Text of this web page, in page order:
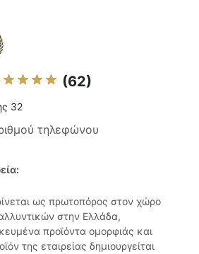
(62)
32
τηλεφώνου
ως πρωτοπόρος στον χώρο
στην Ελλάδα,
προϊόντα ομορφιάς και
της εταιρείας δημιουργείται